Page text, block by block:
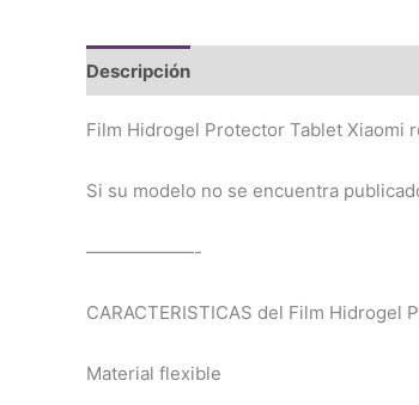
Descripción
Film Hidrogel Protector Tablet Xiaomi
Si su modelo no se encuentra
——————-
CARACTERISTICAS del Film Hidrogel
Material flexible